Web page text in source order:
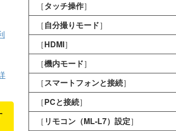
［タッチ操作］
［自分撮りモード］
［HDMI］
［機内モード］
［スマートフォンと接続］
［PCと接続］
［ リモコン（ML-L7）設定］